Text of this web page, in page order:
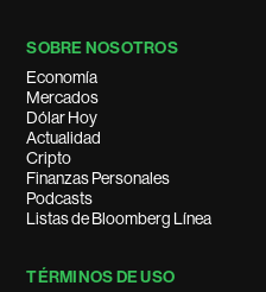
SOBRE NOSOTROS
Economía
Mercados
Dólar Hoy
Actualidad
Cripto
Finanzas Personales
Podcasts
Listas de Bloomberg Línea
TÉRMINOS DE USO